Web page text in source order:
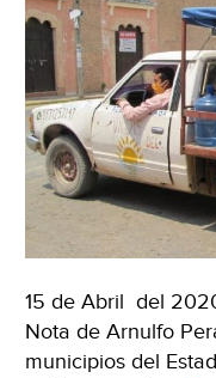
15 de Abril del
Nota de Arnulfo
municipios del